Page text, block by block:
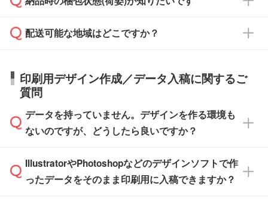
ください。
タッフまでお問い合わせください。
ル」に注文予定日をご入力いただくと、おおよ
その締切日や出荷目安をご確認いただけます。
品が決まりましたらお早めのご発注をお願いい
たします。
応が可能かご案内いたします。
す。>>対象商品はこちら
※最短出荷日は商品によって異なります。各商
品ページにてご確認ください
ご入金確認後に在庫を確保し、注文確定のご連
はできかねますので予めご了承ください。
商品によって異なります。各ページにある商品
す。(白箱、化粧箱、ブリスターパックなど)
【袋入り】 商品がひとつずつ袋に入っていま
す。(透明袋、デザイン袋など)
【個包装なし】 個包装がされていない状態で
※化粧箱から白箱への入れ替えや、オリジナル
箱の作成は原則承っておりません。
配送可能な地域はどこですか？
直接納品は行っておりませんので予めご了承く
ださい。
印刷用デザイン作成／データ入稿に関するご
質問
データを持っていません。デザインを作る環境も
ないのですが、どうしたら良いですか？
無料の「デザインシミュレーター」を使えば、
PCやスマホから簡単にデザインを作成できま
IllustratorやPhotoshopなどのデザインソフトで作
ったデータをそのまま印刷用に入稿できますか？